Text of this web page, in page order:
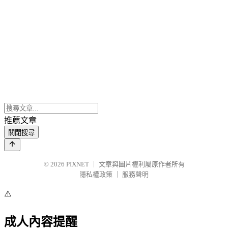
推薦文章
關閉搜尋
© 2026 PIXNET
文章與圖片權利屬原作者所有
隱私權政策
服務聲明
⚠️
成人內容提醒